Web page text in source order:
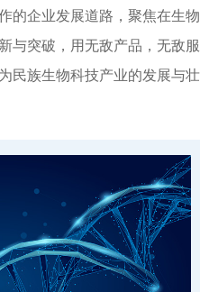
的企业发展道路，聚焦在生物
与突破，用无敌产品，无敌服
民族生物科技产业的发展与壮